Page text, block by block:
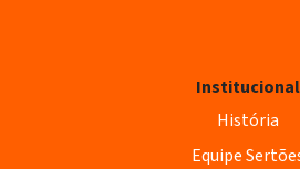
Institucional
História
Equipe